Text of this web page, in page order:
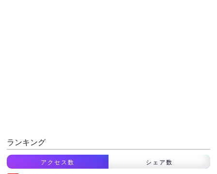
ランキング
アクセス数 シェア数